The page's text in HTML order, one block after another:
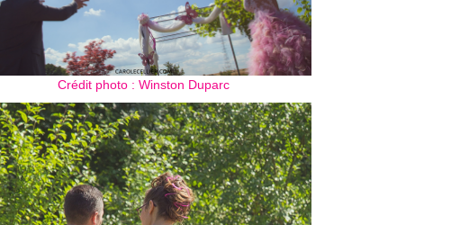
Crédit photo : Winston Duparc